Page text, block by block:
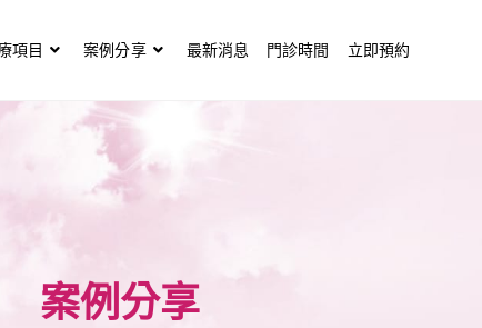
項目 案例分享 最新消息 門診時間 立即預約
案例分享